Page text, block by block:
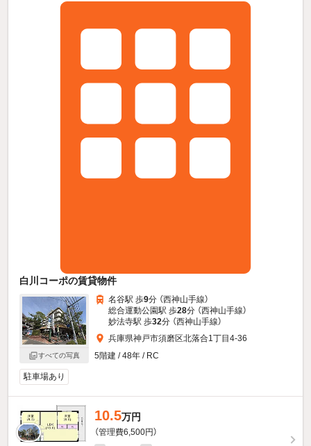
白川コーポの賃貸物件
すべての写真
名谷駅 歩9分 （西神山手線）
総合運動公園駅 歩28分 （西神山手線）
妙法寺駅 歩32分 （西神山手線）
兵庫県神戸市須磨区北落合1丁目4-36
5階建 / 48年 / RC
駐車場あり
10.5万円
（管理費6,500円）